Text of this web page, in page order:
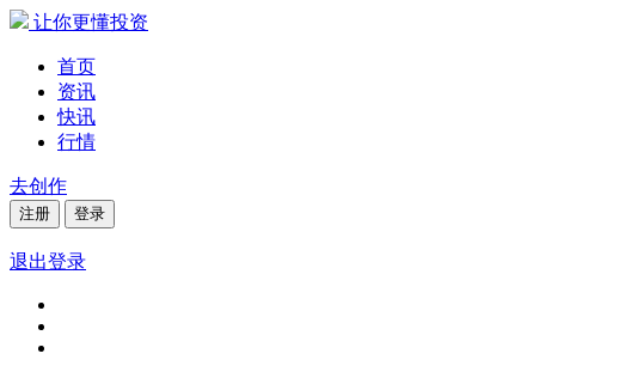
让你更懂投资
首页
资讯
快讯
行情
去创作
注册 登录
退出登录